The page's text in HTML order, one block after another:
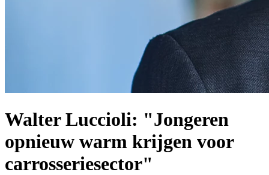
Walter Luccioli: "Jongeren
opnieuw warm krijgen voor
carrosseriesector"